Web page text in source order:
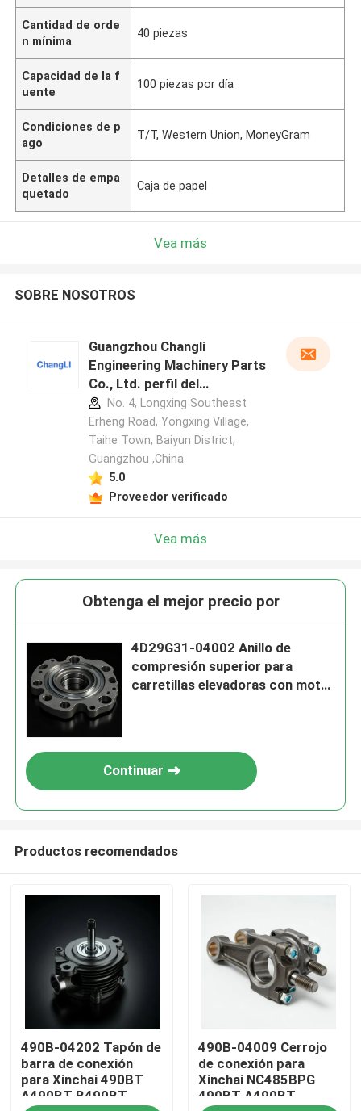
En casa
Productos
Los vídeos
Cantidad de orde
n mínima
40 piezas
Capacidad de la f
uente
100 piezas por día
Condiciones de p
ago
T/T, Western Union, MoneyGram
Detalles de empa
quetado
Caja de papel
Vea más
SOBRE NOSOTROS
Guangzhou Changli
Engineering Machinery Parts
Co., Ltd. perfil del
fabricante
No. 4, Longxing Southeast
Erheng Road, Yongxing Village,
Taihe Town, Baiyun District,
Guangzhou ,China
5.0
Proveedor verificado
Vea más
Obtenga el mejor precio por
4D29G31-04002 Anillo de
compresión superior para
carretillas elevadoras con motor
Continuar
Productos recomendados
490B-04202 Tapón de
barra de conexión
para Xinchai 490BT
A490BT B490BT
490B-04009 Cerrojo
de conexión para
Xinchai NC485BPG
490BT A490BT